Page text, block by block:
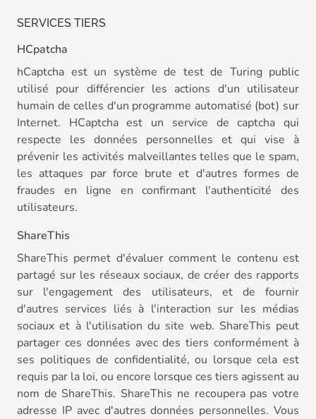
SERVICES TIERS
HCpatcha
hCaptcha est un système de test de Turing public
utilisé pour différencier les actions d'un utilisateur
humain de celles d'un programme automatisé (bot) sur
Internet. HCaptcha est un service de captcha qui
respecte les données personnelles et qui vise à
prévenir les activités malveillantes telles que le spam,
les attaques par force brute et d'autres formes de
fraudes en ligne en confirmant l'authenticité des
utilisateurs.
ShareThis
ShareThis permet d'évaluer comment le contenu est
partagé sur les réseaux sociaux, de créer des rapports
sur l'engagement des utilisateurs, et de fournir
d'autres services liés à l'interaction sur les médias
sociaux et à l'utilisation du site web. ShareThis peut
partager ces données avec des tiers conformément à
ses politiques de confidentialité, ou lorsque cela est
requis par la loi, ou encore lorsque ces tiers agissent au
nom de ShareThis. ShareThis ne recoupera pas votre
adresse IP avec d'autres données personnelles. Vous